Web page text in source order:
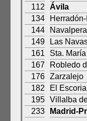
112
Ávila
134
144
Navalperal
149
Las
161
Sta.
167
Robledo
176 Zarzalejo
182
El Escorial
195 Villalba
233
Madrid-